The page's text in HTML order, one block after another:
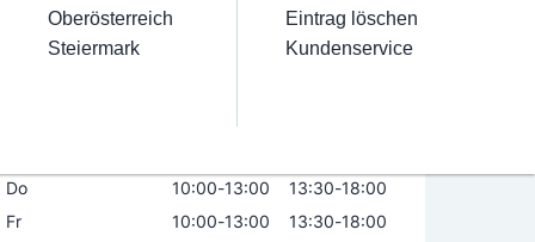
Haarentfernung
Make-Up
Maler & Lackierer
Branchen A-Z
Eintrag verwalten
Eintrag bewerben
Oberösterreich
Steiermark
Eintrag löschen
Kundenservice
Öffnungszeiten
Do
10:00-13:00 13:30-18:00
Fr
10:00-13:00 13:30-18:00